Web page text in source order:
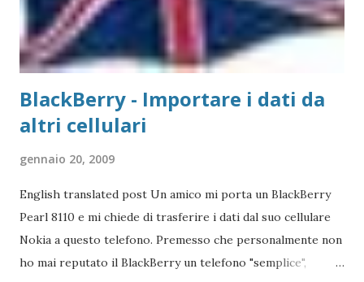
abbiamo usato nei precedenti post,...
BlackBerry - Importare i dati da
altri cellulari
gennaio 20, 2009
English translated post Un amico mi porta un BlackBerry
Pearl 8110 e mi chiede di trasferire i dati dal suo cellulare
Nokia a questo telefono. Premesso che personalmente non
ho mai reputato il BlackBerry un telefono "semplice",